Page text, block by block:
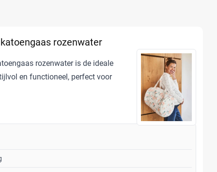
rozenwater
rozenwater is de ideale
en functioneel, perfect voor